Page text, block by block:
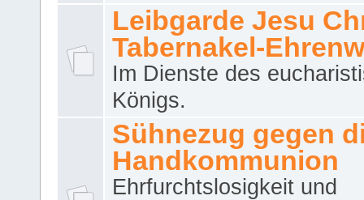
Leibgarde Jesu
Tabernakel-
Im Dienste des
Königs.
Sühnezug gegen
Handkommunion
Ehrfurchtslosigkeit und